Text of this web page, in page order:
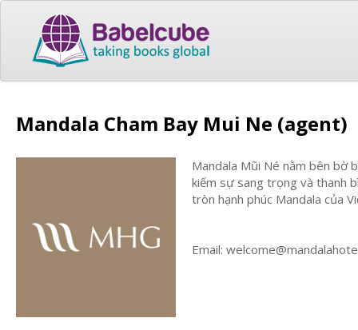
Mandala Cham Bay Mui Ne (agent)
Mandala Mũi Né nằm bên bờ
kiếm sự sang trọng và thanh
tròn hạnh phúc Mandala của
Email: